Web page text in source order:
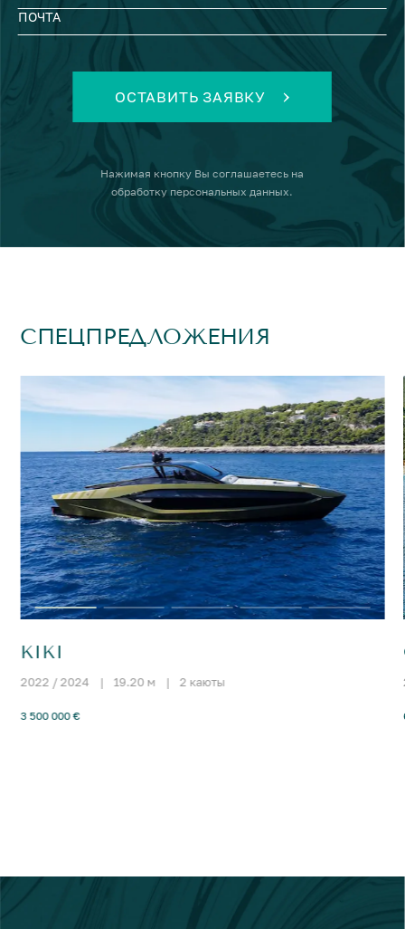
ПОЧТА
ОСТАВИТЬ ЗАЯВКУ
Нажимая кнопку Вы соглашаетесь на
обработку персональных данных.
СПЕЦПРЕДЛОЖЕНИЯ
KIKI
2022 / 2024 | 19.20 м | 2 каюты
3 500 000 €